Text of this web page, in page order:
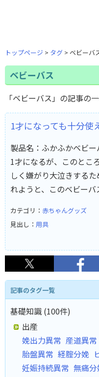
トップページ タグ ベビーバ
ベビーバス
「ベビーバス」の記事の一
1才になっても十分使
製品名：ふかふかベビ
1才になるが、このとこ
しく嫌がり大泣きする
れようと、このベビー
カテゴリ： 赤ちゃんグッズ
見出し： 用具
記事のタグ一覧
基礎知識 (100件)
出産
娩出力異常 産道異常
胎盤異常 経腟分娩
妊娠持続異常 無痛分